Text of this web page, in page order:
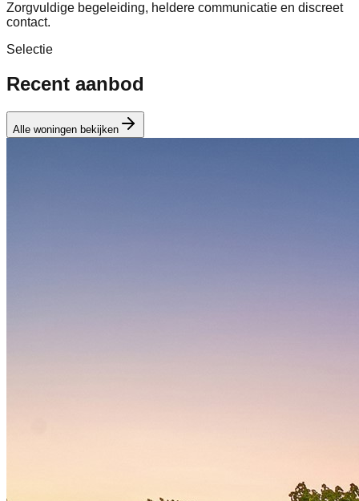
Zorgvuldige begeleiding, heldere communicatie en discreet
contact.
Selectie
Recent aanbod
Alle woningen bekijken